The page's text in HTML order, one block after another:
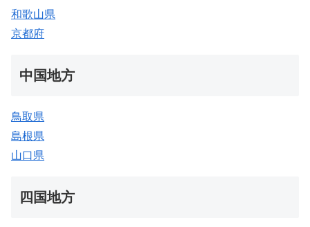
和歌山県
京都府
中国地方
鳥取県
島根県
山口県
四国地方